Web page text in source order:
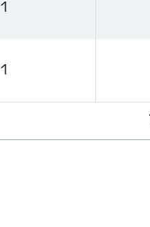
1
1